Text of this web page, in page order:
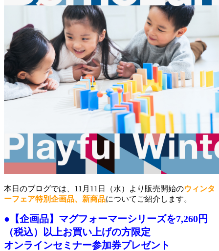
本日のブログでは、11月11日（水）より販売開始のウィンタ
ーフェア特別企画品、新商品についてご紹介します。
●【企画品】マグフォーマーシリーズを7,260円
（税込）以上お買い上げの方限定
オンラインセミナー参加券プレゼント